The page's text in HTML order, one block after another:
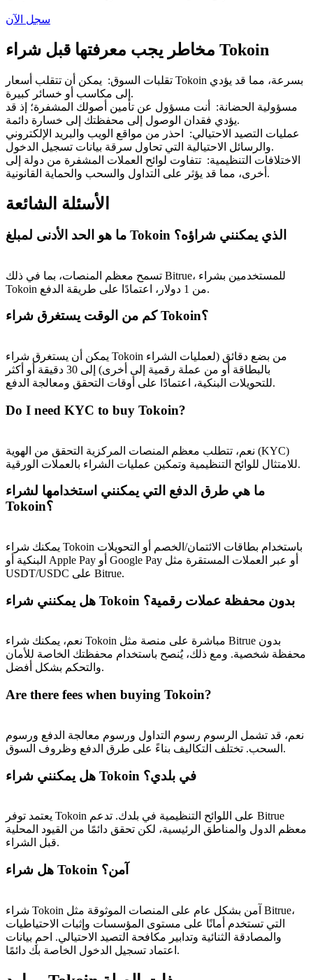
تعرف على كيفية كسب الدخل السلبي
AI
شركاء بيترو
الإحالة
قم بدعوة صديق لتحصل على مكافآت نقدية
Deposit CASHCAT & Win
Exclusive for BitMart Users
Trade Gold & Silver · 33,333 USDT Bonus
USDT New User Exclusive 10% APR
سجل الآن
مخاطر يجب معرفتها قبل شراء Tokoin
تقلبات السوق: يمكن أن تتقلب أسعار Tokoin بسرعة، مما قد يؤدي
إلى مكاسب أو خسائر كبيرة.
مسؤولية الحضانة:
أنت مسؤول عن تأمين أصولك المشفرة؛ إذ قد
يؤدي فقدان الوصول إلى محفظتك إلى خسارة دائمة.
عمليات التصيد الاحتيالي:
احذر من مواقع الويب والبريد الإلكتروني
والرسائل الاحتيالية التي تحاول سرقة بيانات تسجيل الدخول.
الاختلافات التنظيمية: تتفاوت لوائح العملات المشفرة من دولة إلى
أخرى، مما قد يؤثر على التداول والسحب والحماية القانونية.
الأسئلة الشائعة
ما هو الحد الأدنى لمبلغ Tokoin الذي يمكنني شراؤه؟
تسمح معظم المنصات، بما في ذلك Bitrue، للمستخدمين بشراء
Tokoin من 1 دولار، اعتمادًا على طريقة الدفع.
كم من الوقت يستغرق شراء Tokoin؟
يمكن أن يستغرق شراء Tokoin من بضع دقائق (لعمليات الشراء
بالبطاقة أو من عملة رقمية إلى أخرى) إلى 30 دقيقة أو أكثر
للتحويلات البنكية، اعتمادًا على أوقات التحقق ومعالجة الدفع.
Do I need KYC to buy Tokoin?
نعم، تتطلب معظم المنصات المركزية التحقق من الهوية (KYC)
للامتثال للوائح التنظيمية وتمكين عمليات الشراء بالعملات الورقية.
ما هي طرق الدفع التي يمكنني استخدامها لشراء
Tokoin؟
يمكنك شراء Tokoin باستخدام بطاقات الائتمان/الخصم أو التحويلات
البنكية أو Apple Pay أو Google Pay أو عبر العملات المستقرة مثل
USDT/USDC على Bitrue.
هل يمكنني شراء Tokoin بدون محفظة عملات رقمية؟
نعم، يمكنك شراء Tokoin مباشرة على منصة مثل Bitrue بدون
محفظة شخصية. ومع ذلك، يُنصح باستخدام محفظتك الخاصة للأمان
والتحكم بشكل أفضل.
Are there fees when buying Tokoin?
نعم، قد تشمل الرسوم رسوم التداول ورسوم معالجة الدفع ورسوم
السحب. تختلف التكاليف بناءً على طرق الدفع وظروف السوق.
هل يمكنني شراء Tokoin في بلدي؟
يعتمد توفر Tokoin على اللوائح التنظيمية في بلدك. تدعم Bitrue
معظم الدول والمناطق الرئيسية، لكن تحقق دائمًا من القيود المحلية
قبل الشراء.
هل شراء Tokoin آمن؟
شراء Tokoin آمن بشكل عام على المنصات الموثوقة مثل Bitrue،
التي تستخدم أمانًا على مستوى المؤسسات وإثبات الاحتياطيات
والمصادقة الثنائية وتدابير مكافحة التصيد الاحتيالي. احمِ بيانات
اعتماد تسجيل الدخول الخاصة بك دائمًا.